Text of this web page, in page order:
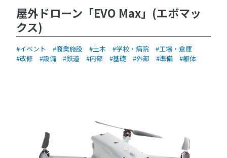
屋外ドローン「EVO Max」(エボマッ
クス)
イベント 商業施設 土木 学校・病院
工場・倉庫
改修
設備 鉄道 内部 基礎 外部 準備 躯体